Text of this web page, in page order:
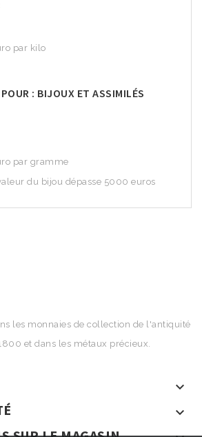
par kilo
: BIJOUX ET ASSIMILÉS
par gramme
du bijou dépasse 5000 euros
les monnaies de collection de l'antiquité
et dans les métaux précieux.

